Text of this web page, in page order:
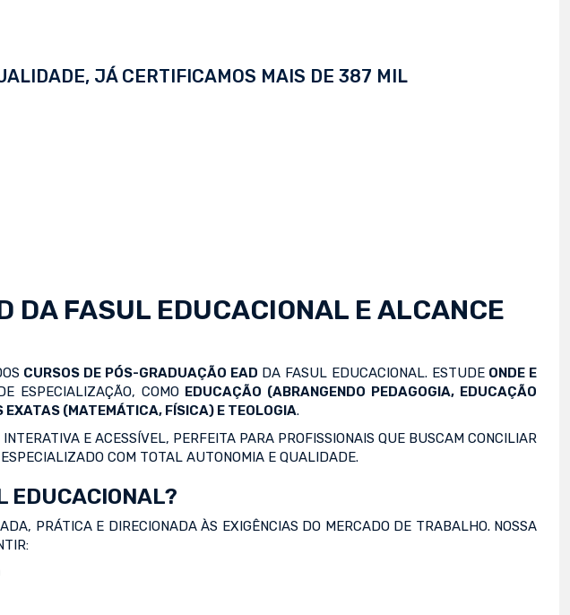
JÁ CERTIFICAMOS MAIS DE 387 MIL
DA FASUL EDUCACIONAL E ALCANCE
CURSOS DE PÓS-GRADUAÇÃO EAD DA FASUL EDUCACIONAL. ESTUDE ONDE E
ESPECIALIZAÇÃO, COMO EDUCAÇÃO (ABRANGENDO PEDAGOGIA, EDUCAÇÃO
(MATEMÁTICA, FÍSICA) E TEOLOGIA.
E ACESSÍVEL, PERFEITA PARA PROFISSIONAIS QUE BUSCAM CONCILIAR
COM TOTAL AUTONOMIA E QUALIDADE.
EDUCACIONAL?
PRÁTICA E DIRECIONADA ÀS EXIGÊNCIAS DO MERCADO DE TRABALHO. NOSSA